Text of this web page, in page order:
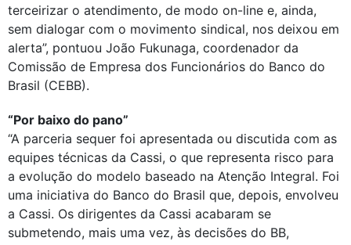
terceirizar o atendimento, de modo on-line e, ainda,
sem dialogar com o movimento sindical, nos deixou em
alerta”, pontuou João Fukunaga, coordenador da
Comissão de Empresa dos Funcionários do Banco do
Brasil (CEBB).
“Por baixo do pano”
“A parceria sequer foi apresentada ou discutida com as
equipes técnicas da Cassi, o que representa risco para
a evolução do modelo baseado na Atenção Integral. Foi
uma iniciativa do Banco do Brasil que, depois, envolveu
a Cassi. Os dirigentes da Cassi acabaram se
submetendo, mais uma vez, às decisões do BB,